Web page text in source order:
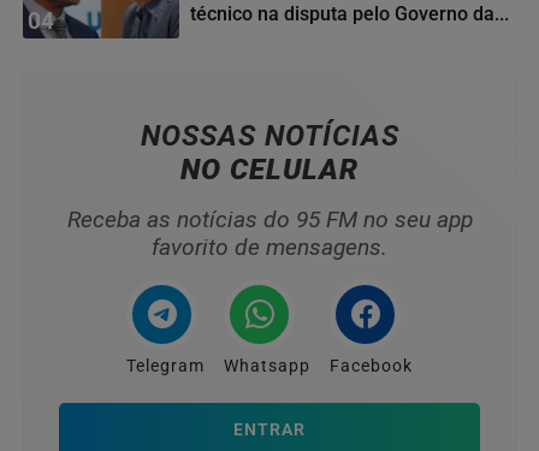
04
técnico na disputa pelo Governo da...
NOSSAS NOTÍCIAS
NO CELULAR
Receba as notícias do 95 FM no seu app
favorito de mensagens.
Telegram Whatsapp Facebook
ENTRAR